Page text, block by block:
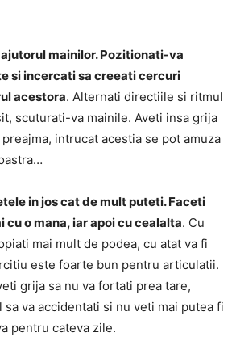
mainilor. Pozitionati-va
si incercati sa creeati cercuri
acestora. Alternati directiile si ritmul
scuturati-va mainile. Aveti insa grija
intrucat acestia se pot amuza
in jos cat de mult puteti. Faceti
cu o mana, iar apoi cu cealalta. Cu
mai mult de podea, cu atat va fi
este foarte bun pentru articulatii.
grija sa nu va fortati prea tare,
va accidentati si nu veti mai putea fi
pentru cateva zile.